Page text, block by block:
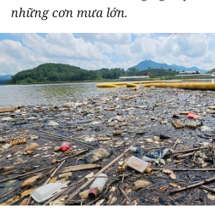
THẾ GIỚI
THỂ THAO
GIÁO DỤC
Y TẾ
KHOA HỌC - CÔNG NGHỆ
MÔI TRƯỜNG
những cơn mưa lớn.